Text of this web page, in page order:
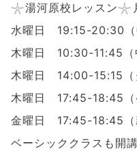
𓇼湯河原校レッスン𓇼⁡
水曜日 19:15-20:30（
木曜日 10:30-11:45（
木曜日 14:00-15:15（
木曜日 17:45-18:45（
金曜日 17:45-18:45（
ベーシッククラスも開講